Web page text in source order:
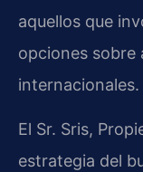
aquellos que
opciones sobre
internacionales.
El Sr. Sris,
estrategia del